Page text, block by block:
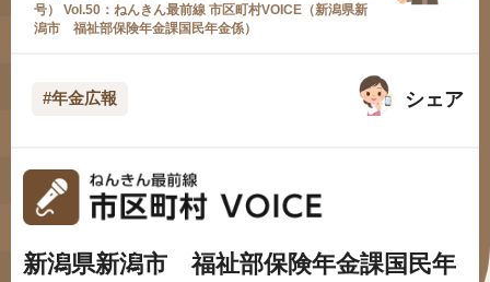
#年金広報
#くらしすとEYE(年金)
#ねんきんAtoZ
号） Vol.50：ねんきん最前線 市区町村VOICE（新潟県新
潟市 福祉部保険年金課国民年金係）
#年金広報 シェア
新潟県新潟市 福祉部保険年金課国民年